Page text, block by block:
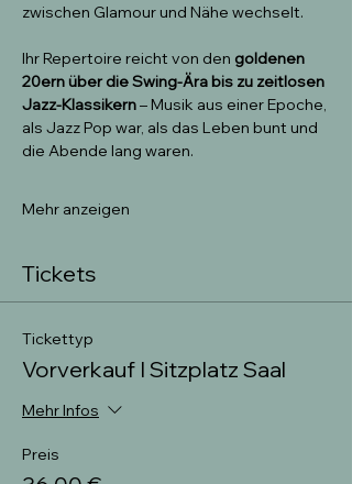
zwischen Glamour und Nähe wechselt.
Ihr Repertoire reicht von den goldenen
20ern über die Swing-Ära bis zu zeitlosen
Jazz-Klassikern – Musik aus einer Epoche,
als Jazz Pop war, als das Leben bunt und
die Abende lang waren.
Mehr anzeigen
Tickets
Tickettyp
Vorverkauf I Sitzplatz Saal
Mehr Infos
Preis